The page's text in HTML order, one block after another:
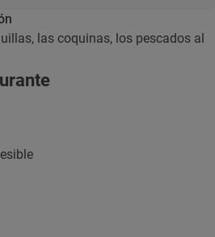
las coquinas, los pescados al